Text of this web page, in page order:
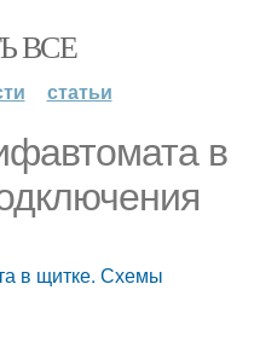
ВСЕ
статьи
в
в щитке. Схемы